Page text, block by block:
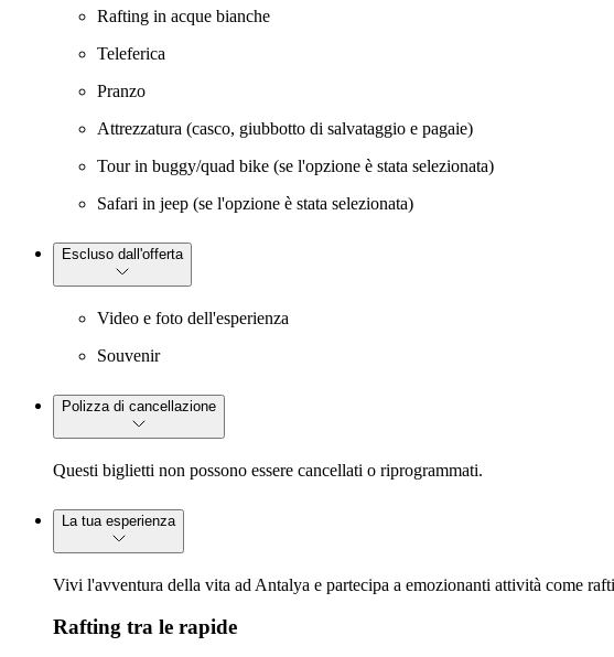
Rafting in acque bianche
Teleferica
Pranzo
Attrezzatura (casco, giubbotto di salvataggio e pagaie)
Tour in buggy/quad bike (se l'opzione è stata selezionata)
Safari in jeep (se l'opzione è stata selezionata)
Escluso dall'offerta
Video e foto dell'esperienza
Souvenir
Polizza di cancellazione
Questi biglietti non possono essere cancellati o riprogrammati.
La tua esperienza
Vivi l'avventura della vita ad Antalya e partecipa a emozionanti attività come
Rafting tra le rapide